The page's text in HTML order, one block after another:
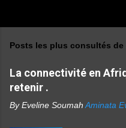
Posts les plus consultés de
La connectivité en
retenir .
By Eveline Soumah Aminata